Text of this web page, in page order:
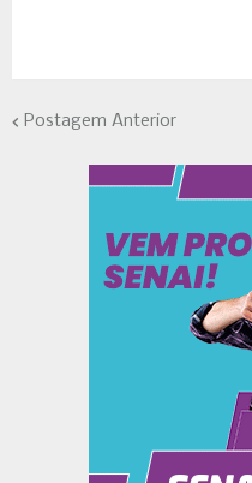
Postagem Anterior